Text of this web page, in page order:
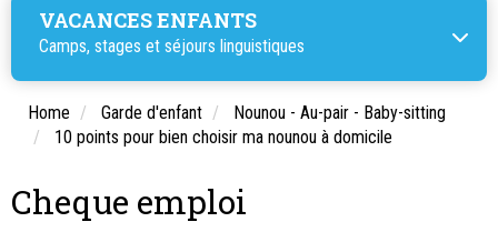
VACANCES ENFANTS
Camps, stages et séjours linguistiques
Home Garde d'enfant
Nounou - Au-pair - Baby-sitting
10 points pour bien choisir ma nounou à domicile
Cheque emploi